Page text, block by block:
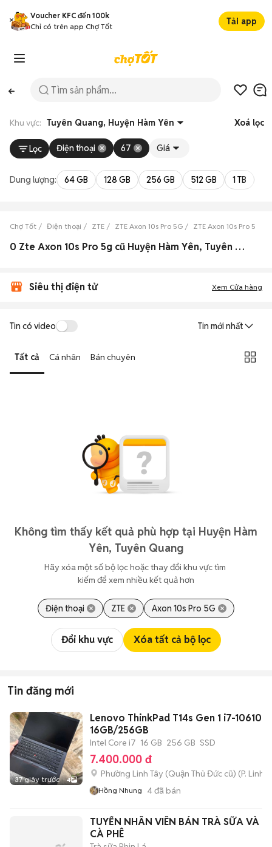
Voucher KFC đến 100k
Chỉ có trên app Chợ Tốt
Tải app
Khu vực: Tuyên Quang, Huyện Hàm Yên Xoá lọc
Lọc Điện thoại 67 Giá
Dung lượng: 64 GB 128 GB 256 GB 512 GB 1 TB
Chợ Tốt Điện thoại ZTE ZTE Axon 10s Pro 5G ZTE Axon 10s Pro 5G
0 Zte Axon 10s Pro 5g cũ Huyện Hàm Yên, Tuyên Quang đẹp
Siêu thị điện tử Xem Cửa hàng
Tin có video Tin mới nhất
Tất cả Cá nhân Bán chuyên
Không tìm thấy kết quả phù hợp tại Huyện Hàm
Yên, Tuyên Quang
Hãy xóa một số bộ lọc hoặc thay đổi khu vực tìm
kiếm để xem nhiều kết quả hơn
Điện thoại ZTE Axon 10s Pro 5G
Đổi khu vực Xóa tất cả bộ lọc
Tin đăng mới
37 giây trước 4
Lenovo ThinkPad T14s Gen 1 i7-10610U
16GB/256GB
Intel Core i7 16 GB 256 GB SSD
7.400.000 đ
Phường Linh Tây (Quận Thủ Đức cũ) (P. Linh
Hồng Nhung 4đã bán
TUYỂN NHÂN VIÊN BÁN TRÀ SỮA VÀ
CÀ PHÊ